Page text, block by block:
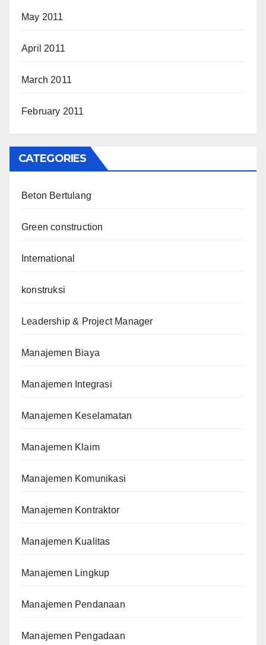
May 2011
April 2011
March 2011
February 2011
CATEGORIES
Beton Bertulang
Green construction
International
konstruksi
Leadership & Project Manager
Manajemen Biaya
Manajemen Integrasi
Manajemen Keselamatan
Manajemen Klaim
Manajemen Komunikasi
Manajemen Kontraktor
Manajemen Kualitas
Manajemen Lingkup
Manajemen Pendanaan
Manajemen Pengadaan